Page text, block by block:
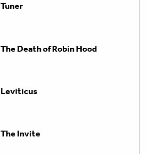
Tuner
The Death of Robin Hood
Leviticus
The Invite